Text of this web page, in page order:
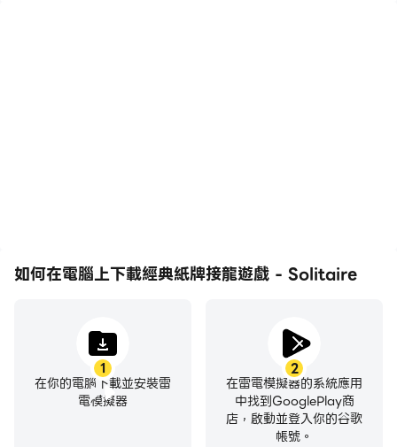
如何在電腦上下載經典紙牌接龍遊戲 - Solitaire
1
在你的電腦下載並安裝雷
電模擬器
2
在雷電模擬器的系統應用
中找到GooglePlay商
店，啟動並登入你的谷歌
帳號。